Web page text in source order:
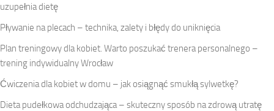
uzupełnia dietę
Pływanie na plecach – technika, zalety i błędy do uniknięcia
Plan treningowy dla kobiet. Warto poszukać trenera personalnego –
trening indywidualny Wrocław
Ćwiczenia dla kobiet w domu – jak osiągnąć smukłą sylwetkę?
Dieta pudełkowa odchudzająca – skuteczny sposób na zdrową utratę